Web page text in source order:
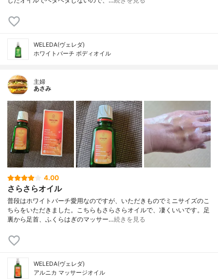
WELEDA(ヴェレダ)
ホワイトバーチ ボディオイル
主婦
あさみ
4.00
さらさらオイル
普段はホワイトバーチ愛用なのですが、いただきものでミニサイズのこ
ちらをいただきました。こちらもさらさらオイルで、凄くいいです。足
裏から足首、ふくらはぎのマッサー…続きを見る
WELEDA(ヴェレダ)
アルニカ マッサージオイル